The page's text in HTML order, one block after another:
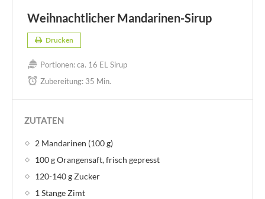
Weihnachtlicher Mandarinen-Sirup
Drucken
Portionen:ca. 16 EL Sirup
Zubereitung: 35 Min.
ZUTATEN
2 Mandarinen (100 g)
100 g Orangensaft, frisch gepresst
120-140 g Zucker
1 Stange Zimt